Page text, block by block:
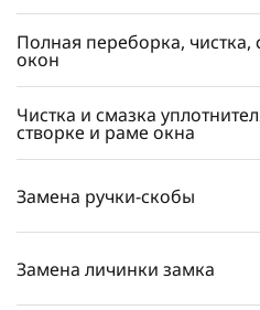
Полная переборка, чистка,
окон
Чистка и смазка
створке и раме окна
Замена ручки-скобы
Замена личинки замка